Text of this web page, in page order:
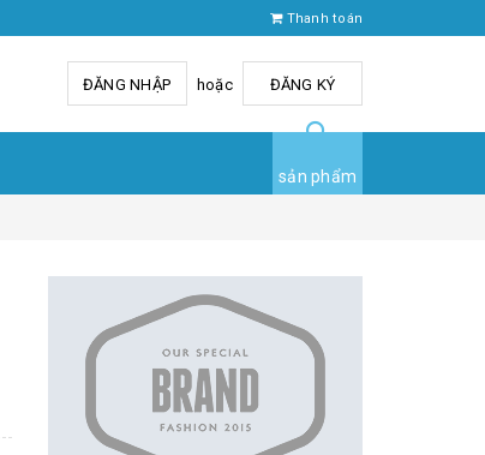
Thanh toán
ĐĂNG NHẬP hoặc ĐĂNG KÝ
sản phẩm